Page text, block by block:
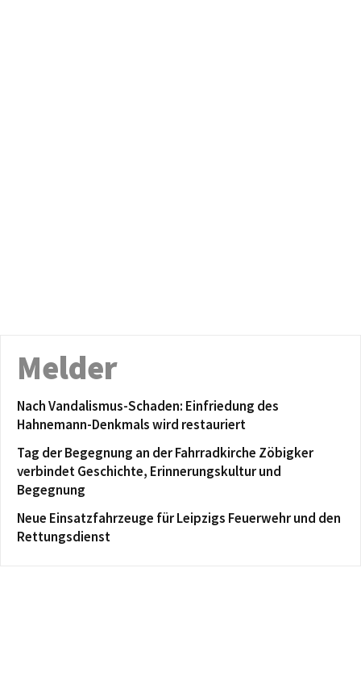
Melder
Nach Vandalismus-Schaden: Einfriedung des
Hahnemann-Denkmals wird restauriert
Tag der Begegnung an der Fahrradkirche Zöbigker
verbindet Geschichte, Erinnerungskultur und
Begegnung
Neue Einsatzfahrzeuge für Leipzigs Feuerwehr und den
Rettungsdienst